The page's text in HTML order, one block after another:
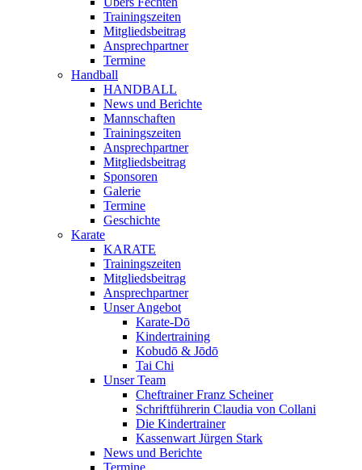
Trainingszeiten
Mitgliedsbeitrag
Ansprechpartner
Termine
Handball
HANDBALL
News und Berichte
Mannschaften
Trainingszeiten
Ansprechpartner
Mitgliedsbeitrag
Sponsoren
Galerie
Termine
Geschichte
Karate
KARATE
Trainingszeiten
Mitgliedsbeitrag
Ansprechpartner
Unser Angebot
Karate-Dō
Kindertraining
Kobudō & Jōdō
Tai Chi
Unser Team
Cheftrainer Franz Scheiner
Schriftführerin Claudia von Collani
Die Kindertrainer
Kassenwart Jürgen Stark
News und Berichte
Termine